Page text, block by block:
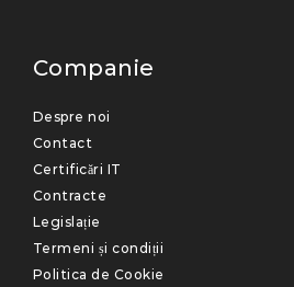
Companie
Despre noi
Contact
Certificări IT
Contracte
Legislație
Termeni și condiții
Politica de Cookie